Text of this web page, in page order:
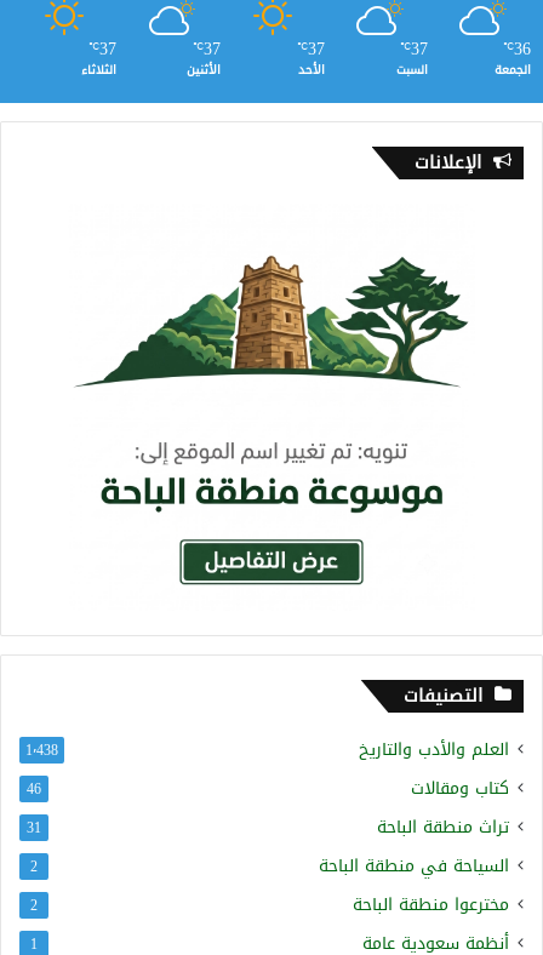
36
℃
الجمعة
37
℃
السبت
37
℃
الأحد
37
℃
الأثنين
37
℃
الثلاثاء
الإعلانات
التصنيفات
العلم والأدب والتاريخ 1٬438
كتاب ومقالات 46
تراث منطقة الباحة 31
السياحة في منطقة الباحة 2
مخترعوا منطقة الباحة 2
أنظمة سعودية عامة 1